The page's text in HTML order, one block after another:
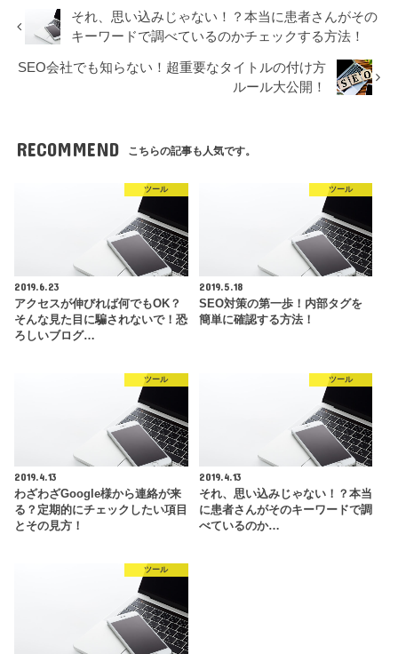
それ、思い込みじゃない！？本当に患者さんがその
キーワードで調べているのかチェックする方法！
SEO会社でも知らない！超重要なタイトルの付け方
ルール大公開！
RECOMMEND こちらの記事も人気です。
ツール
2019.6.23
アクセスが伸びれば何でもOK？
そんな見た目に騙されないで！恐
ろしいブログ…
ツール
2019.5.18
SEO対策の第一歩！内部タグを
簡単に確認する方法！
ツール
2019.4.13
わざわざGoogle様から連絡が来
る？定期的にチェックしたい項目
とその見方！
ツール
2019.4.13
それ、思い込みじゃない！？本当
に患者さんがそのキーワードで調
べているのか…
ツール